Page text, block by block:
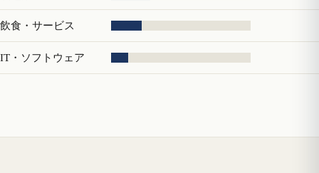
飲食・サービス
IT・ソフトウェア